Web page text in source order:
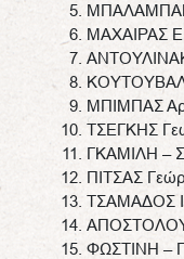
ΜΑΧΑΙΡΑΣ
ΜΠΙΜΠΑΣ
ΤΣΕΓΚΗΣ
ΓΚΑΜΙΛΗ –
ΠΙΤΣΑΣ
ΤΣΑΜΑΔΟΣ
ΑΠΟΣΤΟΛΟΥ
ΦΩΣΤΙΝΗ –